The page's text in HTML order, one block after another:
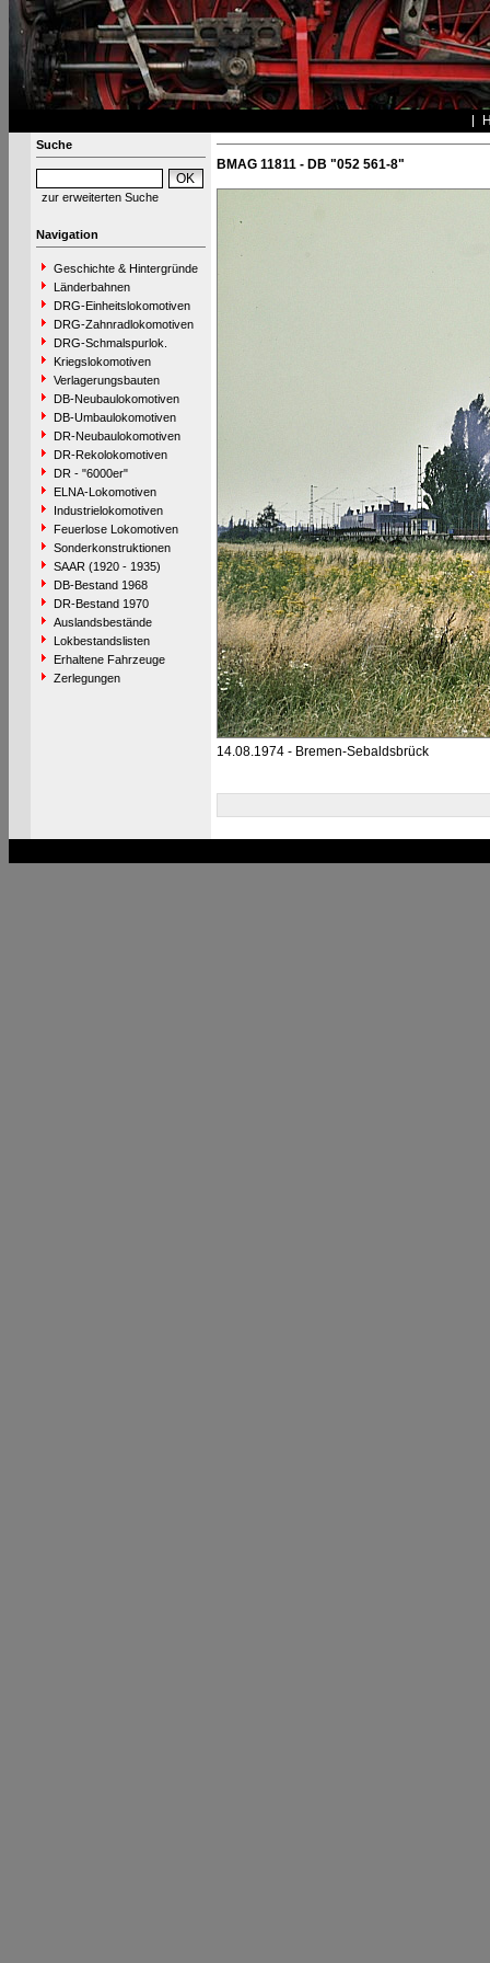
Suche
zur erweiterten Suche
Navigation
Geschichte & Hintergründe
Länderbahnen
DRG-Einheitslokomotiven
DRG-Zahnradlokomotiven
DRG-Schmalspurlok.
Kriegslokomotiven
Verlagerungsbauten
DB-Neubaulokomotiven
DB-Umbaulokomotiven
DR-Neubaulokomotiven
DR-Rekolokomotiven
DR - "6000er"
ELNA-Lokomotiven
Industrielokomotiven
Feuerlose Lokomotiven
Sonderkonstruktionen
SAAR (1920 - 1935)
DB-Bestand 1968
DR-Bestand 1970
Auslandsbestände
Lokbestandslisten
Erhaltene Fahrzeuge
Zerlegungen
BMAG 11811 - DB "052 561-8"
14.08.1974 - Bremen-Sebaldsbrück